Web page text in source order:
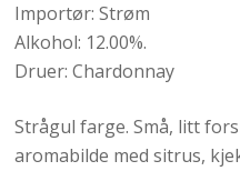
Importør: Strøm
Alkohol: 12.00%.
Druer: Chardonnay
Strågul farge. Små, litt
aromabilde med sitrus,